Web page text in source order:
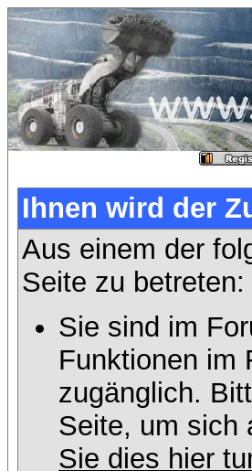
Ihnen wird der
Aus einem der
Seite zu betreten:
Sie sind im
Funktionen im
zugänglich.
Seite, um sich
Sie dies hier